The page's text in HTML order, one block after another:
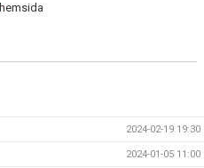
hemsida
2024-02-19 19:30
2024-01-05 11:00